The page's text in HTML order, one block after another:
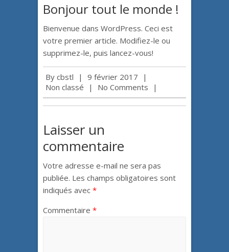
Bonjour tout le monde !
Bienvenue dans WordPress. Ceci est
votre premier article. Modifiez-le ou
supprimez-le, puis lancez-vous!
By cbstl | 9 février 2017
|
Non classé
| No Comments |
Laisser un
commentaire
Votre adresse e-mail ne sera pas
publiée. Les champs obligatoires sont
indiqués avec *
Commentaire *